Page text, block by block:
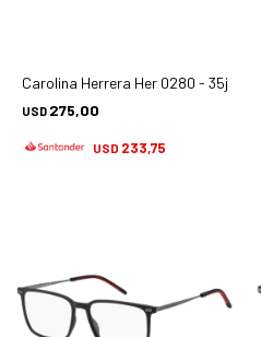
Carolina Herrera Her 0280 - 35j
USD 275,00
USD 233,75